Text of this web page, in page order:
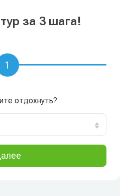
за 3 шага!
отдохнуть?
1